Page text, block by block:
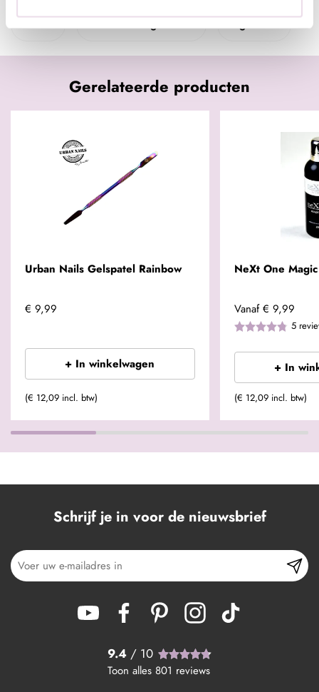
Gerelateerde producten
Urban Nails Gelspatel Rainbow
€ 9,99
+ In winkelwagen
(€ 12,09 incl. btw)
NeXt One
Vanaf € 9,99
5
+ In
(€ 12,09 incl. btw)
Schrijf je in voor de nieuwsbrief
9.4 / 10
Toon alles 801 reviews